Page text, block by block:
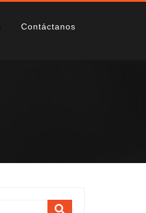
Contáctanos